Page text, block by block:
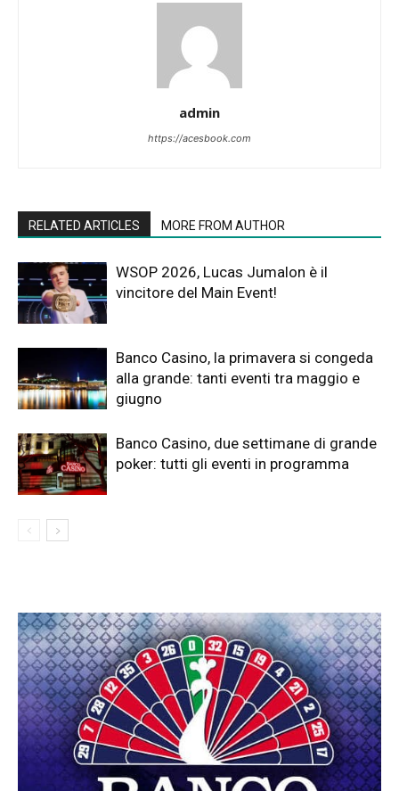
admin
https://acesbook.com
RELATED ARTICLES MORE FROM AUTHOR
WSOP 2026, Lucas Jumalon è il
vincitore del Main Event!
Banco Casino, la primavera si congeda
alla grande: tanti eventi tra maggio e
giugno
Banco Casino, due settimane di grande
poker: tutti gli eventi in programma